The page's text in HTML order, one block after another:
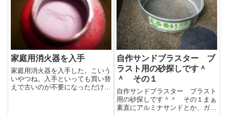
家庭用消火器を入手
家庭用消火器を入手した。こいう
いやつね。入手といっても買い替
えで古いのが不要になっただけな
自作サンドブラスター ブ
ラスト用の砂探しです＾
＾ その１
自作サンドブラスター ブラスト
用の砂探しです＾＾ その１まぁ
素直にアルミナサンドとか、ガラ